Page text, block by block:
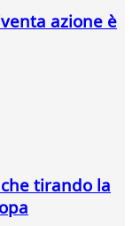
azione è
tirando la